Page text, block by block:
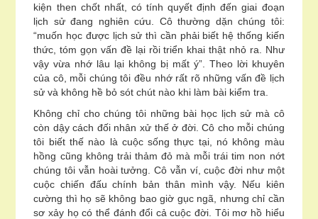
kiện then chốt nhất, có tính quyết định đến giai đoạn
lịch sử đang nghiên cứu. Cô thường dặn chúng tôi:
“muốn học được lịch sử thì cần phải biết hệ thống kiến
thức, tóm gọn vấn đề lại rồi triển khai thật nhỏ ra. Như
vậy vừa nhớ lâu lại không bị mất ý”. Theo lời khuyên
của cô, mỗi chúng tôi đều nhớ rất rõ những vấn đề lịch
sử và không hề bỏ sót chút nào khi làm bài kiểm tra.
Không chỉ cho chúng tôi những bài học lịch sử mà cô
còn dậy cách đối nhân xử thế ở đời. Cô cho mỗi chúng
tôi biết thế nào là cuộc sống thực tại, nó không màu
hồng cũng không trải thảm đỏ mà mỗi trái tim non nớt
chúng tôi vẫn hoài tưởng. Cô vẫn ví, cuộc đời như một
cuộc chiến đấu chính bản thân mình vậy. Nếu kiên
cường thì họ sẽ không bao giờ gục ngã, nhưng chỉ cần
sơ xảy họ có thể đánh đổi cả cuộc đời. Tôi mơ hồ hiểu